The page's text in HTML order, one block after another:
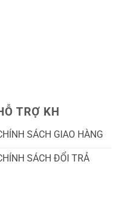
TRỢ KH
SÁCH GIAO HÀNG
SÁCH ĐỔI TRẢ